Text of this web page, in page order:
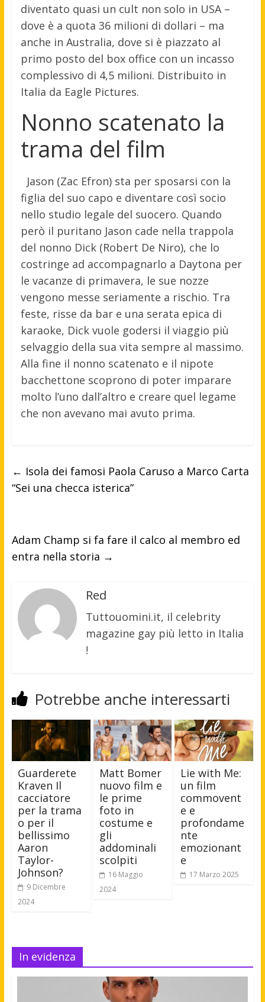
diventato quasi un cult non solo in USA –
dove è a quota 36 milioni di dollari – ma
anche in Australia, dove si è piazzato al
primo posto del box office con un incasso
complessivo di 4,5 milioni. Distribuito in
Italia da Eagle Pictures.
Nonno scatenato la
trama del film
Jason (Zac Efron) sta per sposarsi con la
figlia del suo capo e diventare così socio
nello studio legale del suocero. Quando
però il puritano Jason cade nella trappola
del nonno Dick (Robert De Niro), che lo
costringe ad accompagnarlo a Daytona per
le vacanze di primavera, le sue nozze
vengono messe seriamente a rischio. Tra
feste, risse da bar e una serata epica di
karaoke, Dick vuole godersi il viaggio più
selvaggio della sua vita sempre al massimo.
Alla fine il nonno scatenato e il nipote
bacchettone scoprono di poter imparare
molto l’uno dall’altro e creare quel legame
che non avevano mai avuto prima.
← Isola dei famosi Paola Caruso a Marco Carta
“Sei una checca isterica”
Adam Champ si fa fare il calco al membro ed
entra nella storia →
Red
Tuttouomini.it, il celebrity
magazine gay più letto in Italia
!
Potrebbe anche interessarti
Guarderete
Kraven Il
cacciatore
per la trama
o per il
bellissimo
Aaron
Taylor-
Johnson?
9 Dicembre
2024
Matt Bomer
nuovo film e
le prime
foto in
costume e
gli
addominali
scolpiti
16 Maggio
2024
Lie with Me:
un film
commovent
e e
profondame
nte
emozionant
e
17 Marzo 2025
In evidenza